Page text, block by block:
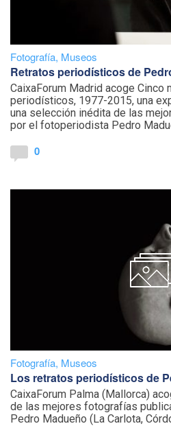
Fotografía, Museos
Retratos periodísticos de
CaixaForum Madrid acoge Cinco
periodísticos, 1977-2015, una
una selección inédita de las
por el fotoperiodista Pedro
0
Fotografía, Museos
Los retratos periodísticos de
CaixaForum Palma (Mallorca)
de las mejores fotografías
Pedro Madueño (La Carlota,